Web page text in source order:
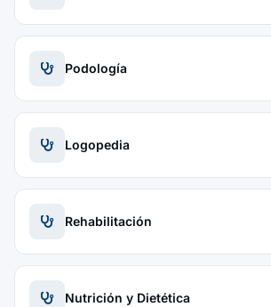
Podología
Logopedia
Rehabilitación
Nutrición y Dietética